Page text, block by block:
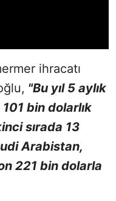
ihracatı
"Bu yıl 5 aylık
bin dolarlık
sırada 13
Arabistan,
221 bin dolarla